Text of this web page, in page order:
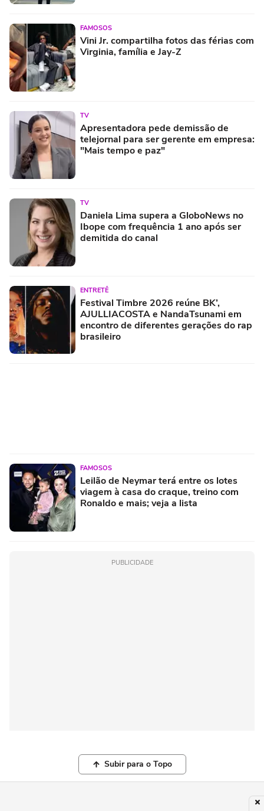
FAMOSOS
Vini Jr. compartilha fotos das férias com
Virginia, família e Jay-Z
TV
Apresentadora pede demissão de
telejornal para ser gerente em empresa:
"Mais tempo e paz"
TV
Daniela Lima supera a GloboNews no
Ibope com frequência 1 ano após ser
demitida do canal
ENTRETÊ
Festival Timbre 2026 reúne BK’,
AJULLIACOSTA e NandaTsunami em
encontro de diferentes gerações do rap
brasileiro
FAMOSOS
Leilão de Neymar terá entre os lotes
viagem à casa do craque, treino com
Ronaldo e mais; veja a lista
PUBLICIDADE
Subir para o Topo